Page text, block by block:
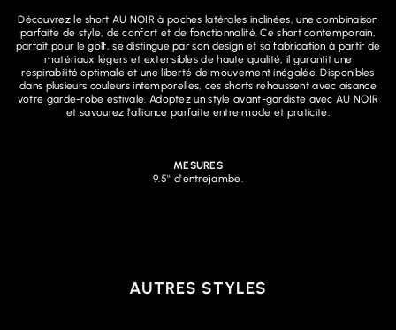
Découvrez le short AU NOIR à poches latérales inclinées, une combinaison
parfaite de style, de confort et de fonctionnalité. Ce short contemporain,
parfait pour le golf, se distingue par son design et sa fabrication à partir de
matériaux légers et extensibles de haute qualité, il garantit une
respirabilité optimale et une liberté de mouvement inégalée. Disponibles
dans plusieurs couleurs intemporelles, ces shorts rehaussent avec aisance
votre garde-robe estivale. Adoptez un style avant-gardiste avec AU NOIR
et savourez l'alliance parfaite entre mode et praticité.
MESURES
9.5'' d'entrejambe.
AUTRES STYLES